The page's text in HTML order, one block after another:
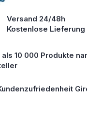
Versand 24/48h
Kostenlose Lieferung
als 10 000 Produkte